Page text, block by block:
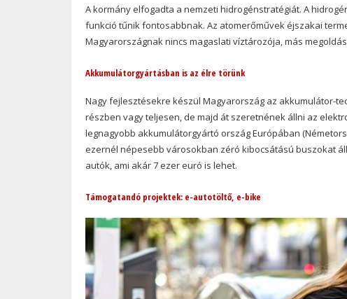
A kormány elfogadta a nemzeti hidrogénstratégiát. A
funkció tűnik fontosabbnak. Az atomerőművek éjszakai
Magyarországnak nincs magaslati víztározója, más
Akkumulátorgyártásban is az élre törünk
Nagy fejlesztésekre készül Magyarország az akkumulátor-
részben vagy teljesen, de majd át szeretnének állni az
legnagyobb akkumulátorgyártó ország Európában
ezernél népesebb városokban zéró kibocsátású buszokat
autók, ami akár 7 ezer euró is lehet.
Támogatandó projektek: e-autotöltő, e-bike